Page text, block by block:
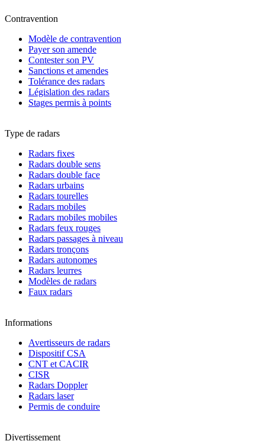
Contravention
Modèle de contravention
Payer son amende
Contester son PV
Sanctions et amendes
Tolérance des radars
Législation des radars
Stages permis à points
Type de radars
Radars fixes
Radars double sens
Radars double face
Radars urbains
Radars tourelles
Radars mobiles
Radars mobiles mobiles
Radars feux rouges
Radars passages à niveau
Radars tronçons
Radars autonomes
Radars leurres
Modèles de radars
Faux radars
Informations
Avertisseurs de radars
Dispositif CSA
CNT et CACIR
CISR
Radars Doppler
Radars laser
Permis de conduire
Divertissement